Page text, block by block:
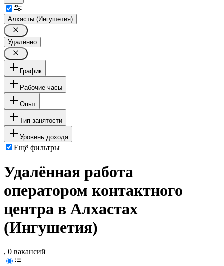
Алхасты (Ингушетия)
Удалённо
График
Рабочие часы
Опыт
Тип занятости
Уровень дохода
Ещё фильтры
Удалённая работа
оператором контактного
центра в Алхастах
(Ингушетия)
, 0 вакансий